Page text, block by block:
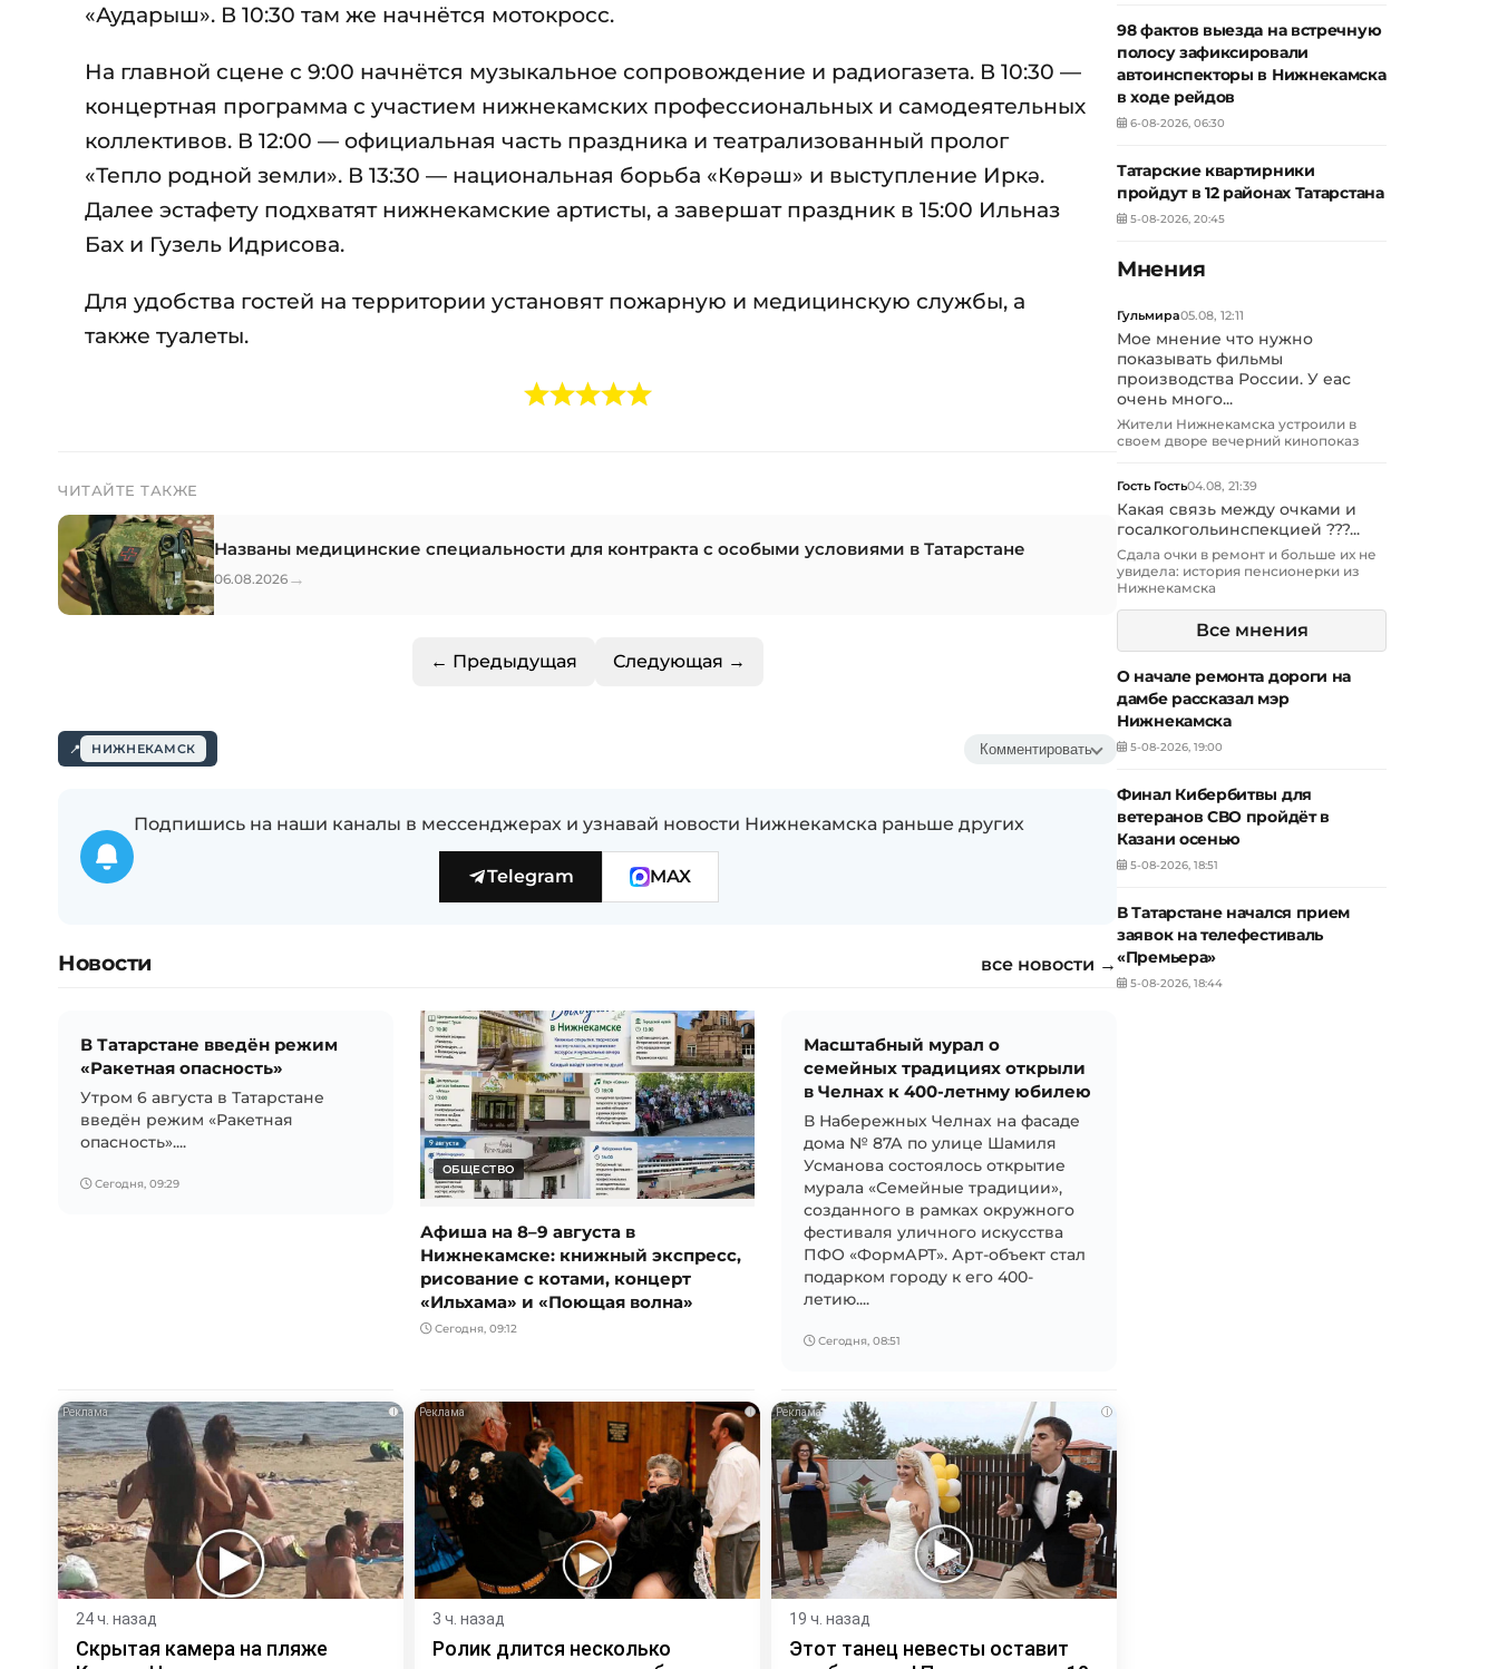
«Аударыш». В 10:30 там же начнётся мотокросс.
На главной сцене с 9:00 начнётся музыкальное сопровождение и радиогазета. В 10:30 —
концертная программа с участием нижнекамских профессиональных и самодеятельных
коллективов. В 12:00 — официальная часть праздника и театрализованный пролог
«Тепло родной земли». В 13:30 — национальная борьба «Көрәш» и выступление Иркә.
Далее эстафету подхватят нижнекамские артисты, а завершат праздник в 15:00 Ильназ
Бах и Гузель Идрисова.
Для удобства гостей на территории установят пожарную и медицинскую службы, а
также туалеты.
ЧИТАЙТЕ ТАКЖЕ
Названы медицинские специальности для контракта с особыми условиями в Татарстане
06.08.2026 →
← Предыдущая Следующая →
НИЖНЕКАМСК Комментировать
Подпишись на наши каналы в мессенджерах и узнавай новости Нижнекамска раньше других
Telegram MAX
Новости все новости →
В Татарстане введён режим
«Ракетная опасность»
Утром 6 августа в Татарстане
введён режим «Ракетная
опасность»....
Сегодня, 09:29
ОБЩЕСТВО
Афиша на 8–9 августа в
Нижнекамске: книжный экспресс,
рисование с котами, концерт
«Ильхама» и «Поющая волна»
Сегодня, 09:12
Масштабный мурал о
семейных традициях открыли
в Челнах к 400-летнму юбилею
В Набережных Челнах на фасаде
дома № 87А по улице Шамиля
Усманова состоялось открытие
мурала «Семейные традиции»,
созданного в рамках окружного
фестиваля уличного искусства
ПФО «ФормАРТ». Арт-объект стал
подарком городу к его 400-
летию....
Сегодня, 08:51
i
24 ч. назад
Скрытая камера на пляже
i
3 ч. назад
Ролик длится несколько
i
19 ч. назад
Этот танец невесты оставит
98 фактов выезда на встречную
полосу зафиксировали
автоинспекторы в Нижнекамска
в ходе рейдов
6-08-2026, 06:30
Татарские квартирники
пройдут в 12 районах Татарстана
5-08-2026, 20:45
Мнения
Гульмира05.08, 12:11
Мое мнение что нужно
показывать фильмы
производства России. У еас
очень много...
Жители Нижнекамска устроили в
своем дворе вечерний кинопоказ
Гость Гость04.08, 21:39
Какая связь между очками и
госалкогольинспекцией ???...
Сдала очки в ремонт и больше их не
увидела: история пенсионерки из
Нижнекамска
Все мнения
О начале ремонта дороги на
дамбе рассказал мэр
Нижнекамска
5-08-2026, 19:00
Финал Кибербитвы для
ветеранов СВО пройдёт в
Казани осенью
5-08-2026, 18:51
В Татарстане начался прием
заявок на телефестиваль
«Премьера»
5-08-2026, 18:44